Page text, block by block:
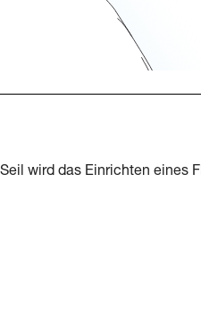
wird das Einrichten eines